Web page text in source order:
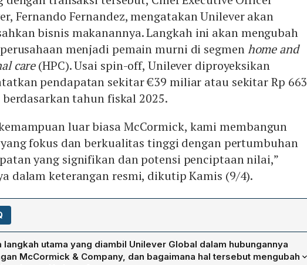
Fernando Fernandez, mengatakan Unilever akan
bisnis makanannya. Langkah ini akan mengubah
menjadi pemain murni di segmenhome and
care(HPC). Usai spin-off, Unilever diproyeksikan
pendapatan sekitar €39 miliar atau sekitar Rp 663
tahun fiskal 2025.
luar biasa McCormick, kami membangun
fokus dan berkualitas tinggi dengan pertumbuhan
yang signifikan dan potensi penciptaan nilai,”
dalam keterangan resmi, dikutip Kamis (9/4).
langkah utama yang diambil Unilever Global dalam hubungannya
McCormick & Company, dan bagaimana hal tersebut mengubah